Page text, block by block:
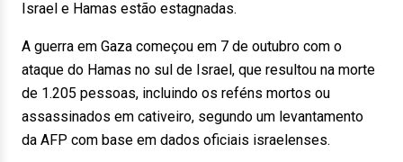
Israel e Hamas estão estagnadas.
A guerra em Gaza começou em 7 de outubro com o
ataque do Hamas no sul de Israel, que resultou na morte
de 1.205 pessoas, incluindo os reféns mortos ou
assassinados em cativeiro, segundo um levantamento
da AFP com base em dados oficiais israelenses.